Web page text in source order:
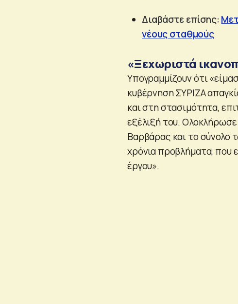
Διαβάστε επίσης:
νέους σταθμούς
«Ξεχωριστά
Υπογραμμίζουν ότι
κυβέρνηση ΣΥΡΙΖΑ
και στη στασιμότητα,
εξέλιξή του. Ολοκλήρωσε
Βαρβάρας και το σύνολο
χρόνια προβλήματα, που
έργου».